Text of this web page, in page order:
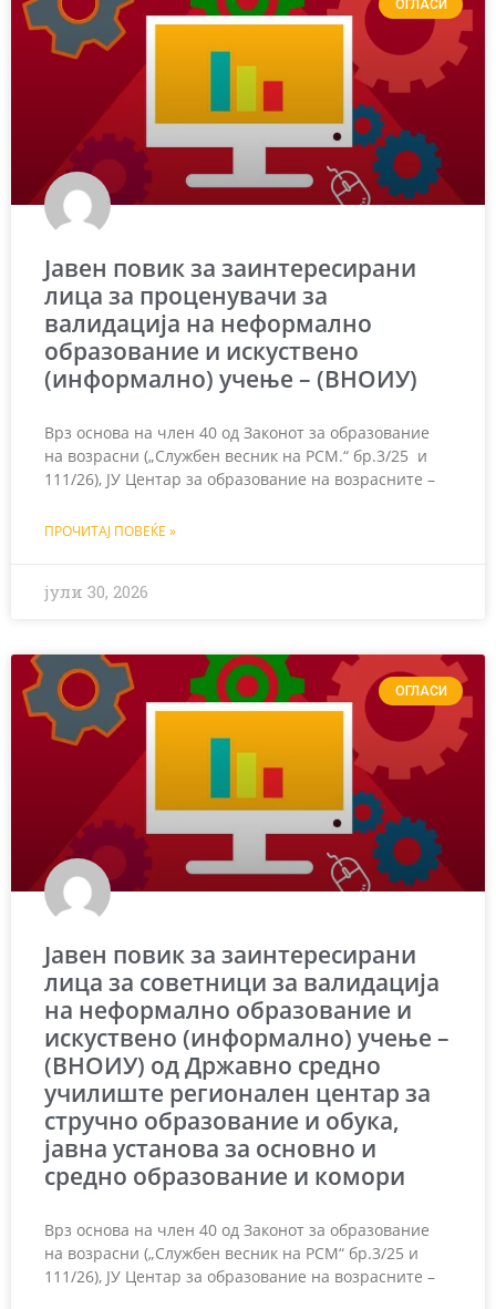
ОГЛАСИ
Јaвен повик за заинтересирани
лица за проценувачи за
валидација на неформално
образование и искуствено
(информално) учење – (ВНОИУ)
Врз основа на член 40 од Законот за образование
на возрасни („Службен весник на РСМ.“ бр.3/25 и
111/26), ЈУ Центар за образование на возрасните –
ПРОЧИТАЈ ПОВЕЌЕ »
јули 30, 2026
ОГЛАСИ
Јавен повик за заинтересирани
лица за советници за валидација
на неформално образование и
искуствено (информално) учење –
(ВНОИУ) од Државно средно
училиште регионален центар за
стручно образование и обука,
јавна установа за основно и
средно образование и комори
Врз основа на член 40 од Законот за образование
на возрасни („Службен весник на РСМ“ бр.3/25 и
111/26), ЈУ Центар за образование на возрасните –